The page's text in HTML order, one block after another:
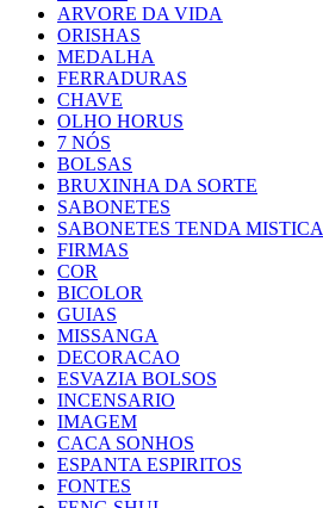
ARVORE DA VIDA
ORISHAS
MEDALHA
FERRADURAS
CHAVE
OLHO HORUS
7 NÓS
BOLSAS
BRUXINHA DA SORTE
SABONETES
SABONETES TENDA MISTICA
FIRMAS
COR
BICOLOR
GUIAS
MISSANGA
DECORACAO
ESVAZIA BOLSOS
INCENSARIO
IMAGEM
CACA SONHOS
ESPANTA ESPIRITOS
FONTES